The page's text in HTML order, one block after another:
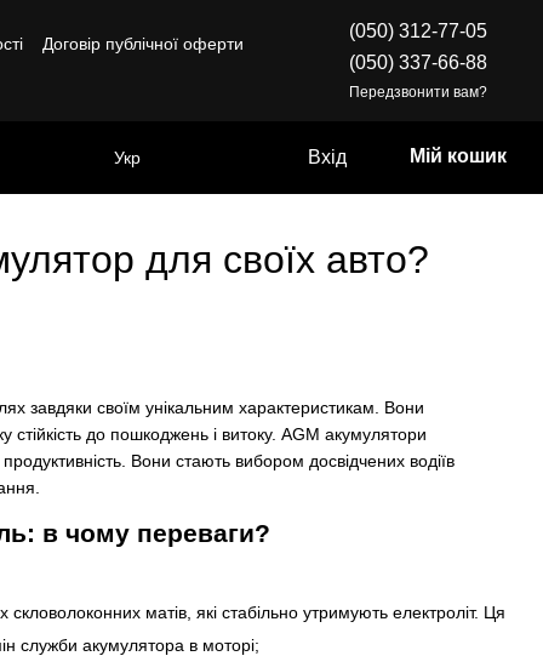
Договір публічної оферти
(050) 312-77-05
(050) 337-66-88
Передзвонити вам?
Укр Вхід Мій кошик
для своїх авто?
завдяки своїм унікальним характеристикам. Вони
стійкість до пошкоджень і витоку. AGM акумулятори
Вони стають вибором досвідчених водіїв
в чому переваги?
скловолоконних матів, які стабільно утримують електроліт. Ця
служби акумулятора в моторі;